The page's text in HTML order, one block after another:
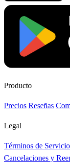
Producto
Precios Reseñas
Legal
Términos de Servicio
Cancelaciones y